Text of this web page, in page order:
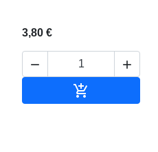
3,80 €
 
 Adicionar ao